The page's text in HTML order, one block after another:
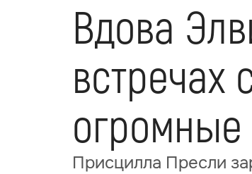
Вдова
встречах
огромные
Присцилла Пресли